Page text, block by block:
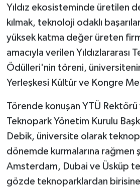
Yıldız ekosisteminde üretilen
kılmak, teknoloji odaklı
yüksek katma değer üreten
amacıyla verilen Yıldızlararası
Ödülleri'nin töreni,
Yerleşkesi Kültür ve Kongre
Törende konuşan YTÜ Rektörü
Teknopark Yönetim Kurulu
Debik, üniversite olarak
dönemde kurmalarına rağmen
Amsterdam, Dubai ve Üsküp
gözde teknoparklardan birisine